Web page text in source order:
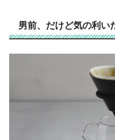
男前、だけど気の利い